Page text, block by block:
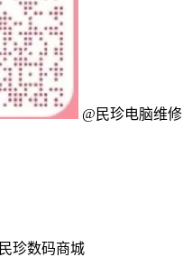
@民珍电脑维修
民珍数码商城